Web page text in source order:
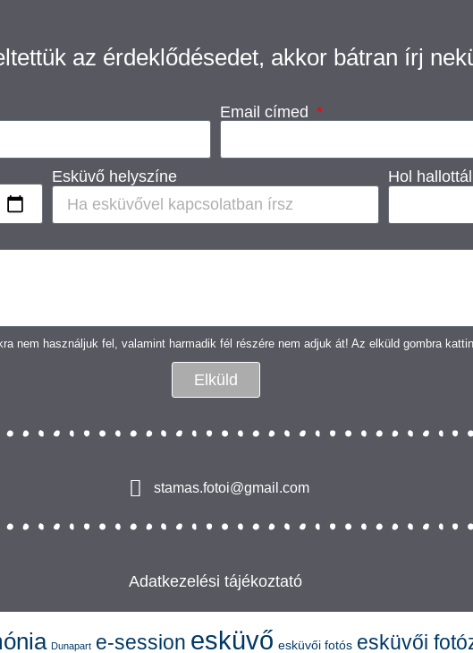
az érdeklődésedet, akkor bátran írj
Email címed
Esküvő helyszíne Hol
nem használjuk fel, valamint harmadik fél részére nem adjuk át! Az elküld gombra
Elküld
stamas.fotoi@gmail.com
Adatkezelési tájékoztató
Dunapart e-session esküvő esküvői fotós esküvői